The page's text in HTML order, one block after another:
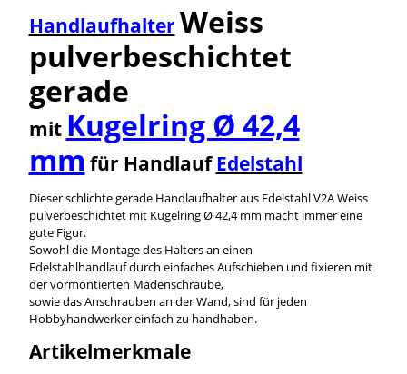
Handlaufhalter Weiss
pulverbeschichtet
gerade
mit Kugelring Ø 42,4
mm für HandlaufEdelstahl
Dieser schlichte gerade Handlaufhalter aus Edelstahl V2A Weiss
pulverbeschichtet mit Kugelring Ø 42,4 mm macht immer eine
gute Figur.
Sowohl die Montage des Halters an einen
Edelstahlhandlauf durch einfaches Aufschieben und fixieren mit
der vormontierten Madenschraube,
sowie das Anschrauben an der Wand, sind für jeden
Hobbyhandwerker einfach zu handhaben.
Artikelmerkmale